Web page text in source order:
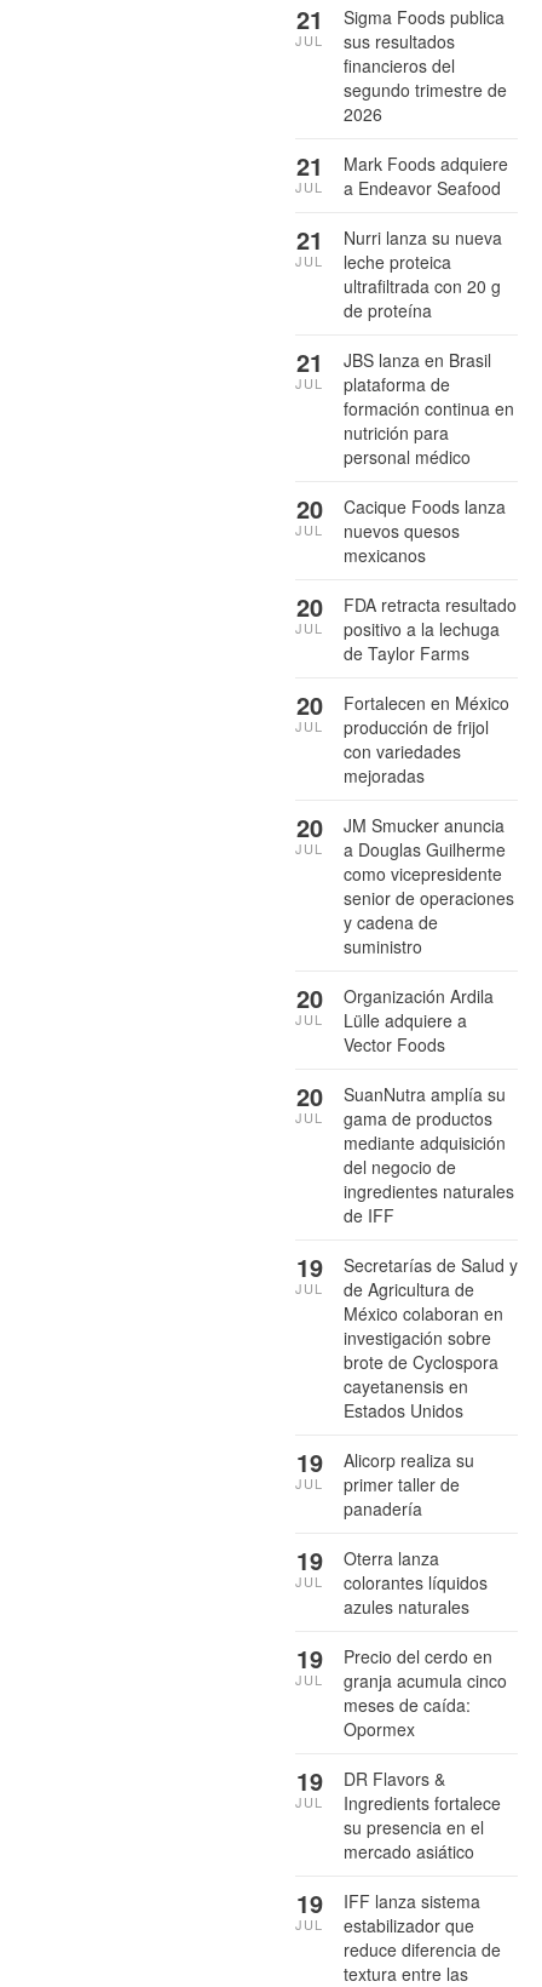
Sigma Foods publica
sus resultados
financieros del
segundo trimestre de
2026
21
JUL
Mark Foods adquiere
a Endeavor Seafood
21
JUL
Nurri lanza su nueva
leche proteica
ultrafiltrada con 20 g
de proteína
21
JUL
JBS lanza en Brasil
plataforma de
formación continua en
nutrición para
personal médico
21
JUL
Cacique Foods lanza
nuevos quesos
mexicanos
20
JUL
FDA retracta resultado
positivo a la lechuga
de Taylor Farms
20
JUL
Fortalecen en México
producción de frijol
con variedades
mejoradas
20
JUL
JM Smucker anuncia
a Douglas Guilherme
como vicepresidente
senior de operaciones
y cadena de
suministro
20
JUL
Organización Ardila
Lülle adquiere a
Vector Foods
20
JUL
SuanNutra amplía su
gama de productos
mediante adquisición
del negocio de
ingredientes naturales
de IFF
20
JUL
Secretarías de Salud y
de Agricultura de
México colaboran en
investigación sobre
brote de Cyclospora
cayetanensis en
Estados Unidos
19
JUL
Alicorp realiza su
primer taller de
panadería
19
JUL
Oterra lanza
colorantes líquidos
azules naturales
19
JUL
Precio del cerdo en
granja acumula cinco
meses de caída:
Opormex
19
JUL
DR Flavors &
Ingredients fortalece
su presencia en el
mercado asiático
19
JUL
IFF lanza sistema
estabilizador que
reduce diferencia de
textura entre las
19
JUL